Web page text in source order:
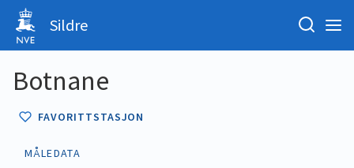
Sildre
Botnane
FAVORITTSTASJON
MÅLEDATA